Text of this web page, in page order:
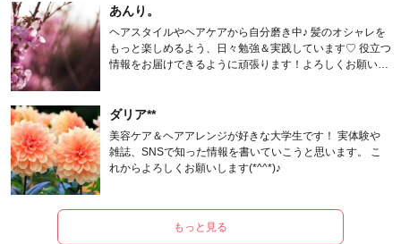
あんり。
ヘアスタイルやヘアケアから自分磨き中♪ 髪のオシャレを
もっと楽しめるよう、日々勉強＆実践しています♡ 役立つ
情報をお届けできるように頑張ります！よろしくお願いし
ダリア**
美容ケア＆ヘアアレンジが好きな大学生です！ 実体験や
雑誌、SNSで知った情報を書いていこうと思います。 こ
れからよろしくお願いします(*^^*)♪
もっと見る